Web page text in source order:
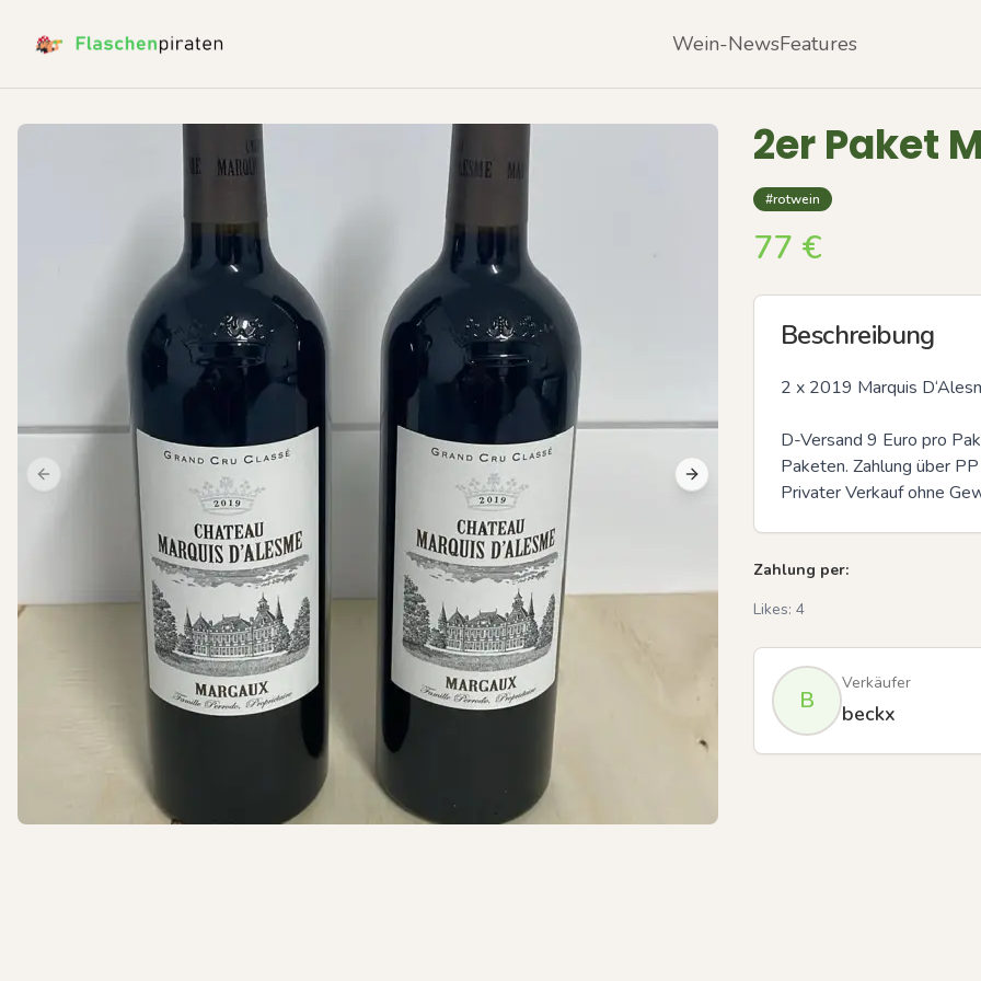
Wein-NewsFeatures
Previous slide Next slide
Previous slide
2er Paket
#rotwein
77 €
Beschreibung
2 x 2019 Marquis
D-Versand 9 Euro pro
Paketen. Zahlung über
Privater Verkauf ohne
Zahlung per:
Likes: 4
B
Verkäufer
beckx